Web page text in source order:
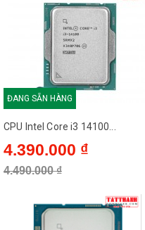
ĐANG SẴN HÀNG
CPU Intel Core i3 14100...
4.390.000 ₫
4.490.000 ₫